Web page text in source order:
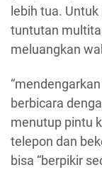
lebih tua.
tuntutan
meluangkan
berbicara
menutup pintu
telepon dan
bisa “berpikir